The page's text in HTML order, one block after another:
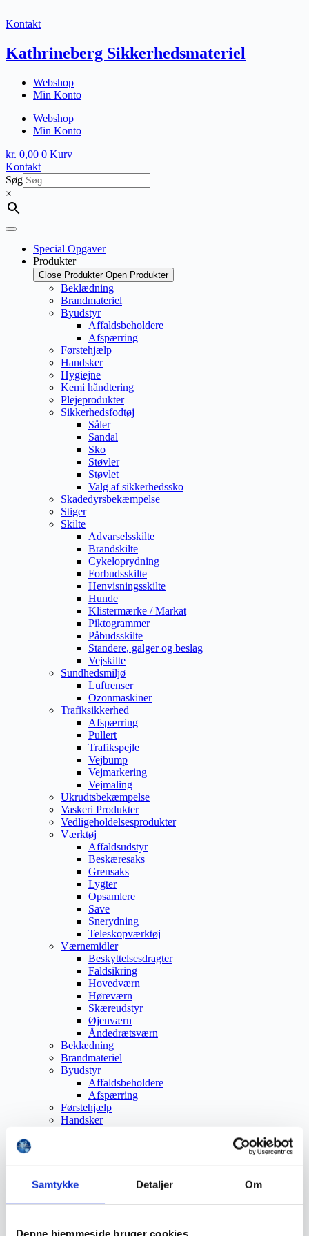
Samtykke Detaljer Om
Denne hjemmeside bruger cookies
til
Kontakt
Kathrineberg Sikkerhedsmateriel
Webshop
Min Konto
Webshop
Min Konto
kr. 0,00 0 Kurv
Kontakt
Søg
×
Special Opgaver
Produkter
Close Produkter Open Produkter
Beklædning
Brandmateriel
Byudstyr
Affaldsbeholdere
Afspærring
Førstehjælp
Handsker
Hygiejne
Kemi håndtering
Plejeprodukter
Sikkerhedsfodtøj
Såler
Sandal
Sko
Støvler
Støvlet
Valg af sikkerhedssko
Skadedyrsbekæmpelse
Stiger
Skilte
Advarselsskilte
Brandskilte
Cykeloprydning
Forbudsskilte
Henvisningsskilte
Hunde
Klistermærke / Markat
Piktogrammer
Påbudsskilte
Standere, galger og beslag
Vejskilte
Sundhedsmiljø
Luftrenser
Ozonmaskiner
Trafiksikkerhed
Afspærring
Pullert
Trafikspejle
Vejbump
Vejmarkering
Vejmaling
Ukrudtsbekæmpelse
Vaskeri Produkter
Vedligeholdelsesprodukter
Værktøj
Affaldsudstyr
Beskæresaks
Grensaks
Lygter
Opsamlere
Save
Snerydning
Teleskopværktøj
Værnemidler
Beskyttelsesdragter
Faldsikring
Hovedværn
Høreværn
Skæreudstyr
Øjenværn
Åndedrætsværn
Beklædning
Brandmateriel
Byudstyr
Affaldsbeholdere
Afspærring
Førstehjælp
Handsker
Sikkerhedsfodtøj
Sko
Støvlet